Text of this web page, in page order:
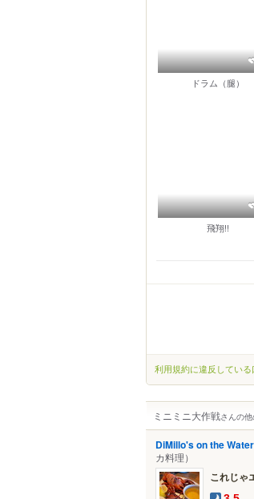
ドラム（腿）
飛翔!!
利用規約に違反している
ミニミニ大作戦さんの
DiMillo's on the Water
カ料理）
これじゃ